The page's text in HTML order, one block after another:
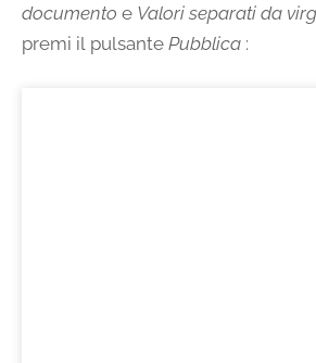
documento e Valori separati da
premi il pulsante Pubblica :